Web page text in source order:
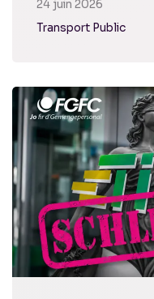
24 juin 2026
Transport Public